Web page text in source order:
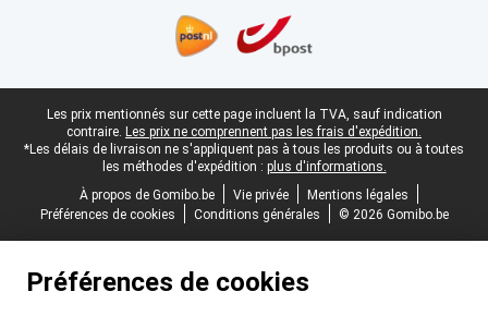
Pied-de-page légal
Les prix mentionnés sur cette page incluent la TVA, sauf indication
contraire. Les prix ne comprennent pas les frais d'expédition.
*Les délais de livraison ne s'appliquent pas à tous les produits ou à toutes
les méthodes d'expédition : plus d'informations.
À propos de Gomibo.be
Vie privée
Mentions légales
Préférences de cookies
Conditions générales © 2026 Gomibo.be
Préférences de cookies